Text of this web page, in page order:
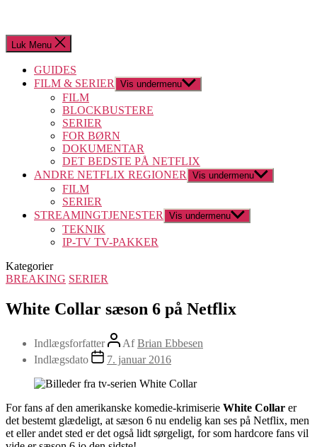
Luk Menu
GUIDES
FILM & SERIER
Vis undermenu
FILM
BLOCKBUSTERE
SERIER
FOR BØRN
DOKUMENTAR
DET BEDSTE PÅ NETFLIX
ANDRE NETFLIX REGIONER
Vis undermenu
FILM
SERIER
STREAMINGTJENESTER
Vis undermenu
TEKNIK
IP-TV TV-PAKKER
Kategorier
BREAKING SERIER
White Collar sæson 6 på Netflix
Indlægsforfatter AfBrian Ebbesen
Indlægsdato
7. januar 2016
For fans af den amerikanske komedie-krimiserie White Collar er
det bestemt glædeligt, at sæson 6 nu endelig kan ses på Netflix, men
et eller andet sted er det også lidt sørgeligt, for som hardcore fans vil